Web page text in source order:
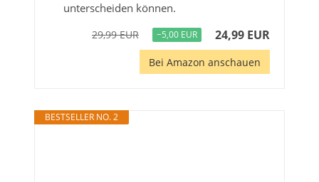
unterscheiden können.
29,99 EUR −5,00 EUR 24,99 EUR
Bei Amazon anschauen
BESTSELLER NO. 2